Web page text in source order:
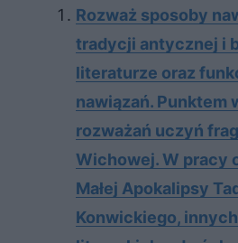
Rozważ sposoby
tradycji antycznej i
literaturze oraz
nawiązań. Punktem
rozważań uczyń
Wichowej. W pracy
Małej Apokalipsy
Konwickiego,